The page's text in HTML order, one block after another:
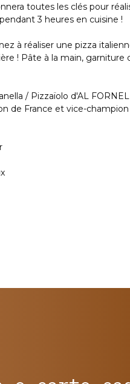
toutes les clés pour
3 heures en cuisine !
à réaliser une pizza
! Pâte à la main, garniture
/ Pizzaïolo d'AL
de France et vice-